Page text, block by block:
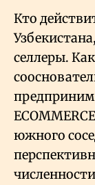
Кто
селлеры.
южного